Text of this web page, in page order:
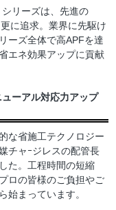
リーズは、先進の
に追求。業界に先駆け
ーズ全体で高APFを達
エネ効果アップに貢献
ューアル対応力アップ
な省施工テクノロジー
チャｰジレスの配管長
た。工程時間の短縮
ロの皆様のご負担やご
始まっています。